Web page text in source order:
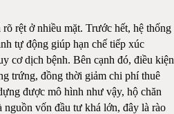
rệt ở nhiều mặt. Trước hết, hệ thống
tự động giúp hạn chế tiếp xúc
cơ dịch bệnh. Bên cạnh đó, điều kiện
trứng, đồng thời giảm chi phí thuê
được mô hình như vậy, hộ chăn
nguồn vốn đầu tư khá lớn, đây là rào